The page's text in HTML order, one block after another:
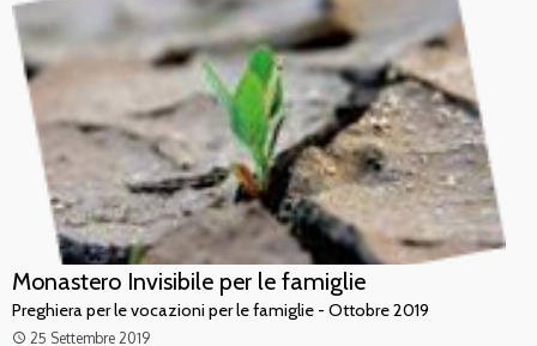
Monastero Invisibile per le famiglie
Preghiera per le vocazioni per le famiglie - Ottobre 2019
access_time 25 Settembre 2019